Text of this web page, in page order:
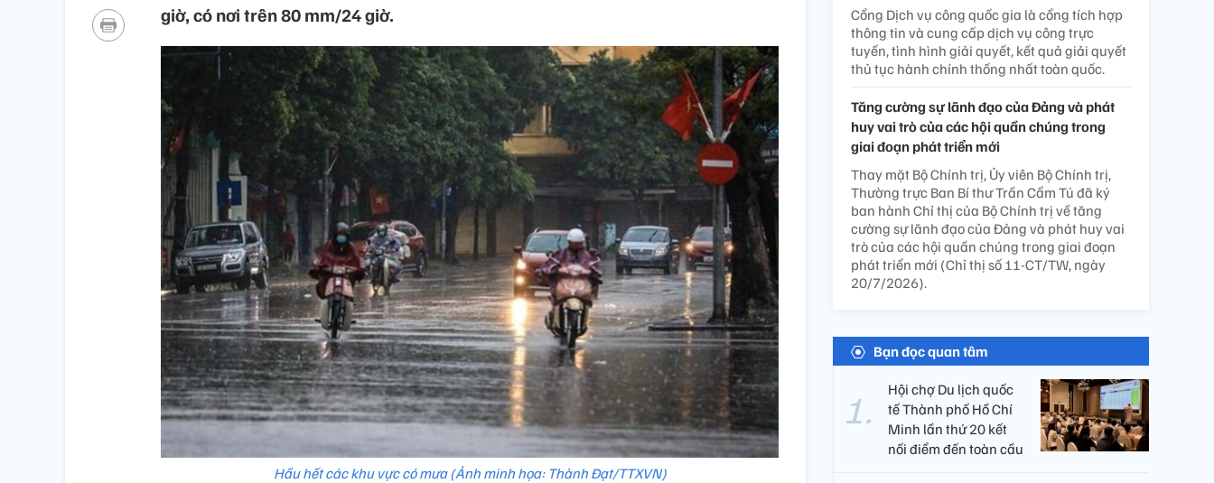
giờ, có nơi trên 80 mm/24 giờ.
Hầu hết các khu vực có mưa (Ảnh minh họa: Thành Đạt/TTXVN)
Cổng Dịch vụ công quốc gia là cổng tích hợp
thông tin và cung cấp dịch vụ công trực
tuyến, tình hình giải quyết, kết quả giải quyết
thủ tục hành chính thống nhất toàn quốc.
Tăng cường sự lãnh đạo của Đảng và phát
huy vai trò của các hội quần chúng trong
giai đoạn phát triển mới
Thay mặt Bộ Chính trị, Ủy viên Bộ Chính trị,
Thường trực Ban Bí thư Trần Cẩm Tú đã ký
ban hành Chỉ thị của Bộ Chính trị về tăng
cường sự lãnh đạo của Đảng và phát huy vai
trò của các hội quần chúng trong giai đoạn
phát triển mới (Chỉ thị số 11-CT/TW, ngày
20/7/2026).
Bạn đọc quan tâm
Hội chợ Du lịch quốc
tế Thành phố Hồ Chí
Minh lần thứ 20 kết
nối điểm đến toàn cầu